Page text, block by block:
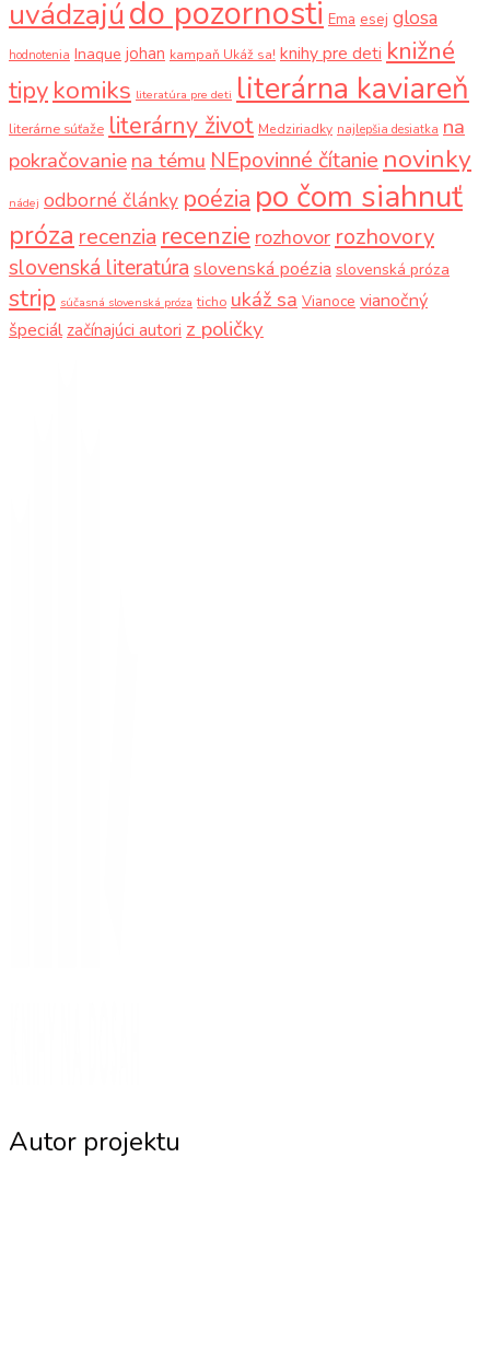
uvádzajúdo pozornosti Ema esej glosa
hodnotenia Inaque johan kampaň Ukáž sa! knihy pre deti knižné
tipy komiks literatúra pre deti literárna kaviareň
literárne súťaže literárny život Medziriadky najlepšia desiatka na
pokračovaniena tému NEpovinné čítanie novinky
nádej odborné články poézia po čom siahnuť
próza recenzia recenzie rozhovor rozhovory
slovenská literatúra slovenská poézia slovenská próza
strip súčasná slovenská próza ticho ukáž sa Vianoce vianočný
špeciál začínajúci autori z poličky
Autor projektu